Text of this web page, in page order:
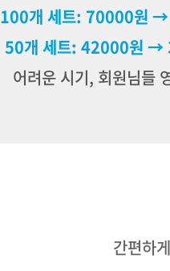
100개 세트: 70000원
50개 세트: 42000원 →
어려운 시기, 회원님들
간편하